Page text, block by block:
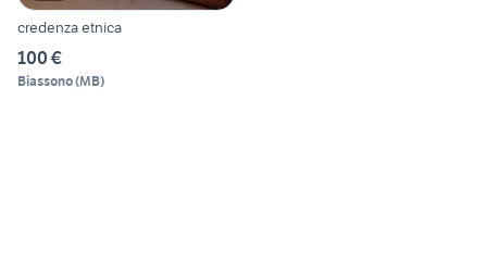
credenza etnica
100 €
Biassono(MB)